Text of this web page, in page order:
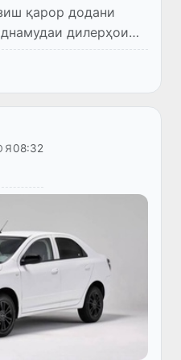
қарор додани
дилерҳои
банд ва 45 зербанд
қонунгузорӣ
08:32